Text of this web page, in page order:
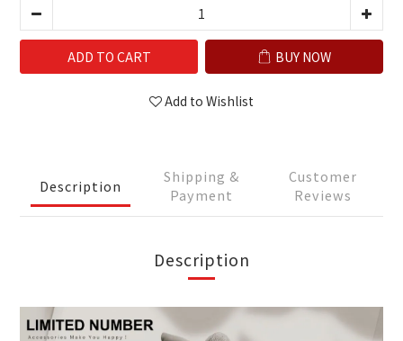
ADD TO CART BUY NOW
Add to Wishlist
Description
Shipping &
Payment
Customer
Reviews
Description